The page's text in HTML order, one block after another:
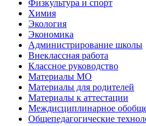
Физкультура и спорт
Химия
Экология
Экономика
Администрирование школы
Внеклассная работа
Классное руководство
Материалы МО
Материалы для родителей
Материалы к аттестации
Междисциплинарное
Общепедагогические